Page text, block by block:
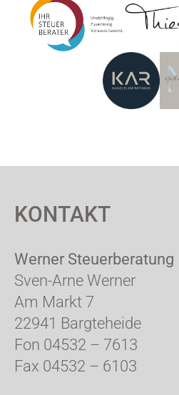
KONTAKT
Werner Steuerberatung
Sven-Arne Werner
Am Markt 7
22941 Bargteheide
Fon 04532 – 7613
Fax 04532 – 6103